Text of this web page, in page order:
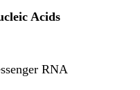
Acids
RNA